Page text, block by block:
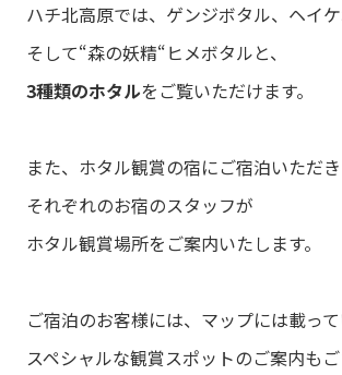
ハチ北高原では、ゲンジボタル、ヘイケ
そして“森の妖精“ヒメボタルと、
3種類のホタルをご覧いただけます。
また、ホタル観賞の宿にご宿泊いただき
それぞれのお宿のスタッフが
ホタル観賞場所をご案内いたします。
ご宿泊のお客様には、マップには載っ
スペシャルな観賞スポットのご案内も